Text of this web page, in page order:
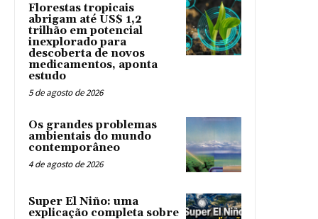
Florestas tropicais
abrigam até US$ 1,2
trilhão em potencial
inexplorado para
descoberta de novos
medicamentos, aponta
estudo
5 de agosto de 2026
Os grandes problemas
ambientais do mundo
contemporâneo
4 de agosto de 2026
Super El Niño: uma
explicação completa sobre